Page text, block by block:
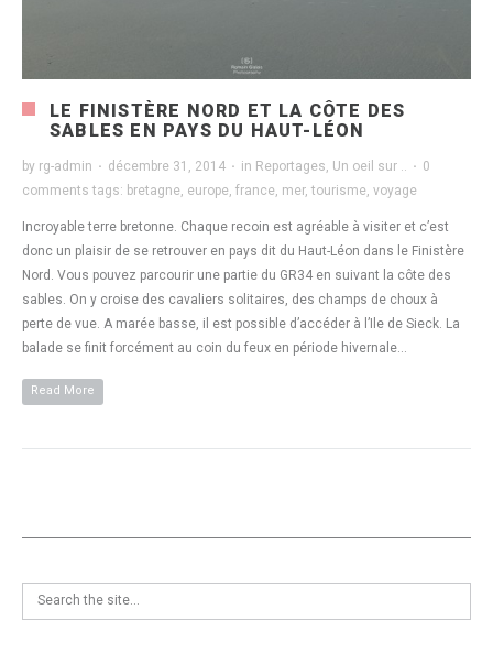
LE FINISTÈRE NORD ET LA CÔTE DES
SABLES EN PAYS DU HAUT-LÉON
by rg-admin · décembre 31, 2014 · in Reportages, Un oeil sur .. · 0
comments tags: bretagne, europe, france, mer, tourisme, voyage
Incroyable terre bretonne. Chaque recoin est agréable à visiter et c’est
donc un plaisir de se retrouver en pays dit du Haut-Léon dans le Finistère
Nord. Vous pouvez parcourir une partie du GR34 en suivant la côte des
sables. On y croise des cavaliers solitaires, des champs de choux à
perte de vue. A marée basse, il est possible d’accéder à l’Ile de Sieck. La
balade se finit forcément au coin du feux en période hivernale…
Read More